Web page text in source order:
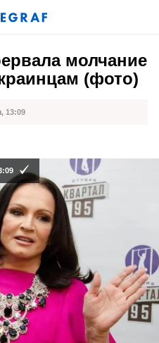
молчание
(фото)
13:09